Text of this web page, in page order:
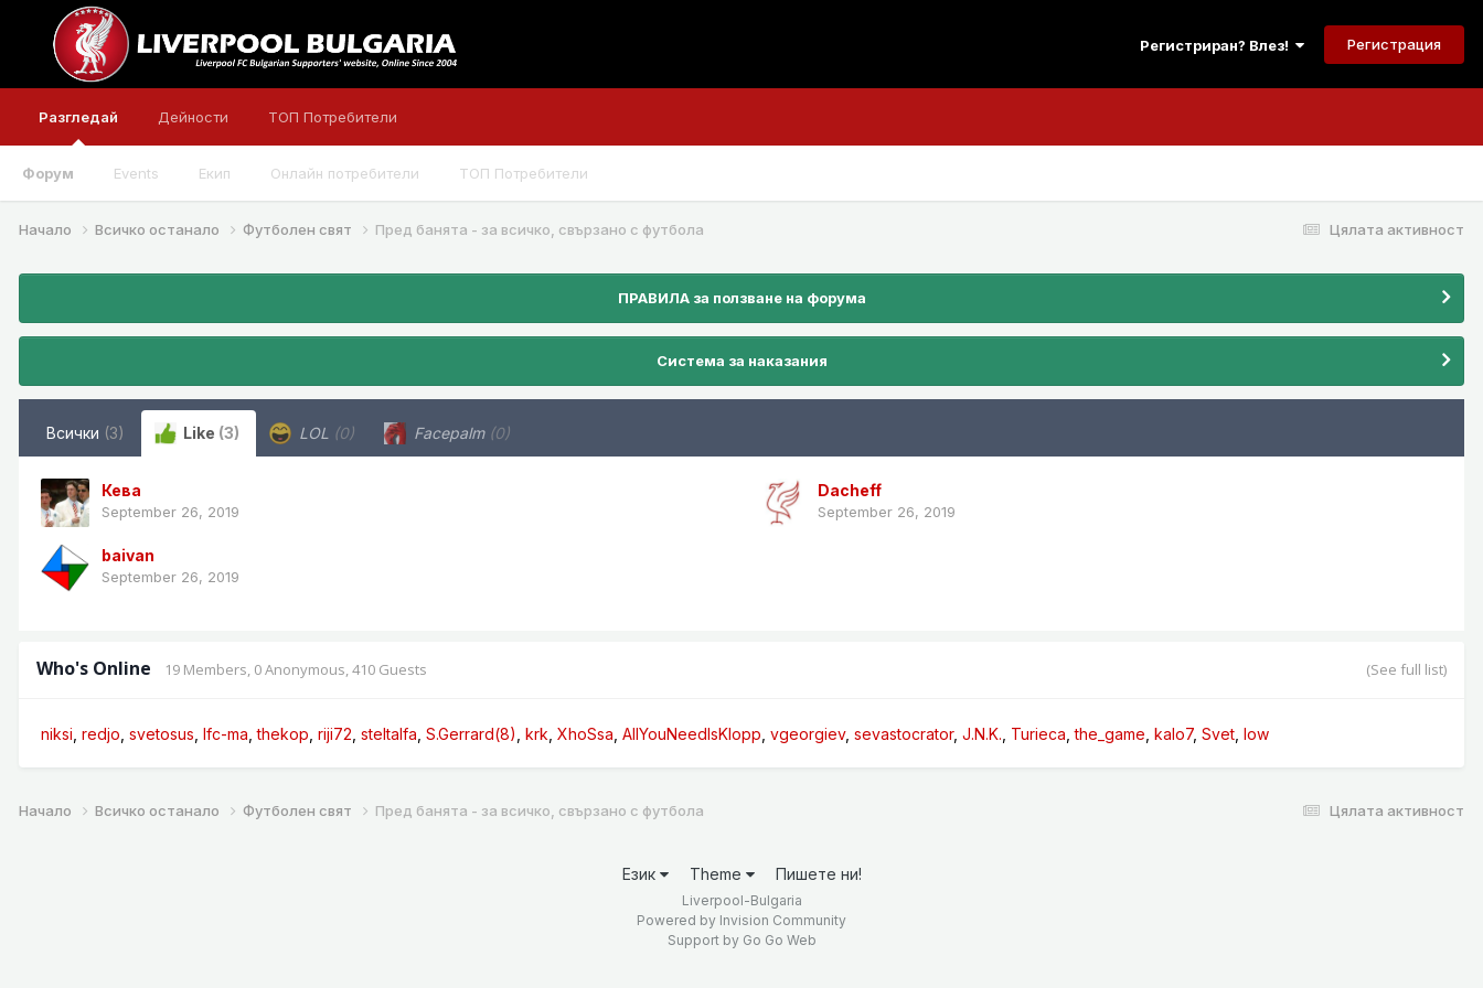
Регистриран? Влез! Регистрация
Разгледай
Форум Events Екип Онлайн потребители ТОП Потребители
Дейности ТОП Потребители
Цялата активност
Начало Всичко останало Футболен свят Пред банята - за всичко, свързано с футбола
ПРАВИЛА за ползване на форума
Система за наказания
Всички (3) Like (3) LOL (0) Facepalm (0)
Кева
September 26, 2019
Dacheff
September 26, 2019
baivan
September 26, 2019
Who's Online 19 Members, 0 Anonymous, 410 Guests (See full list)
niksi redjo svetosus lfc-ma thekop riji72 steltalfa S.Gerrard(8) krk XhoSsa AllYouNeedIsKlopp vgeorgiev sevastocrator J.N.K. Turieca the_game kalo7 Svet low
Цялата активност
Начало Всичко останало Футболен свят Пред банята - за всичко, свързано с футбола
Език Theme Пишете ни!
Liverpool-Bulgaria
Powered by Invision Community
Support by Go Go Web